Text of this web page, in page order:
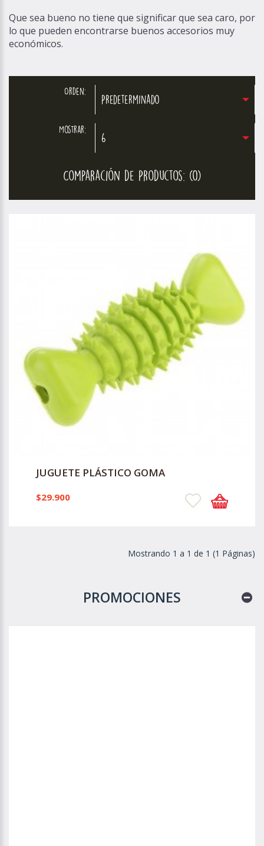
Que sea bueno no tiene que significar que sea caro, por
lo que pueden encontrarse buenos accesorios muy
económicos.
Orden:
Predeterminado
Mostrar:
6
Comparación de Productos: (0)
JUGUETE PLÁSTICO GOMA
$29.900
Mostrando 1 a 1 de 1 (1 Páginas)
PROMOCIONES